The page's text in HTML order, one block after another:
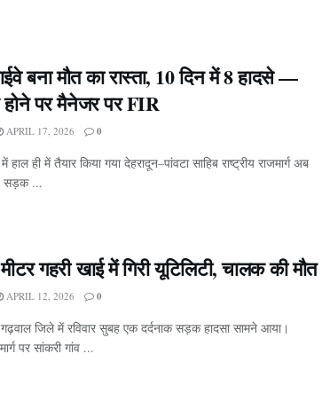
बना मौत का रास्ता, 10 दिन में 8 हादसे —
होने पर मैनेजर पर FIR
APRIL 17, 2026 0
हाल ही में तैयार किया गया देहरादून–पांवटा साहिब राष्ट्रीय राजमार्ग अब
सड़क ...
गहरी खाई में गिरी यूटिलिटी, चालक की मौत
APRIL 12, 2026 0
जिले में रविवार सुबह एक दर्दनाक सड़क हादसा सामने आया।
पर सांकरी गांव ...